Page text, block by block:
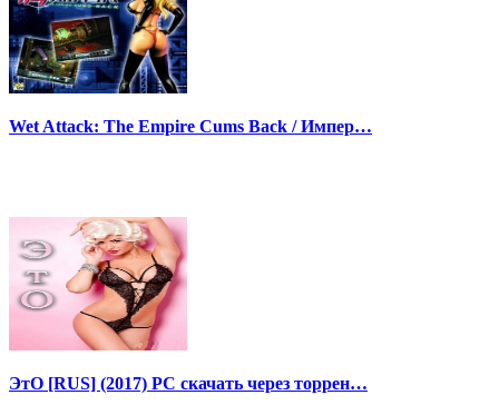
Wet Attack: The Empire Cums Back / Импер…
ЭтО [RUS] (2017) PC скачать через торрен…